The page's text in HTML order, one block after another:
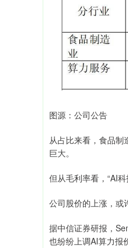
图源：公司公告
从占比来看，食品
巨大。
但从毛利率看，“AI
公司股价的上涨，或
据中信证券研报，
也纷纷上调AI算力报